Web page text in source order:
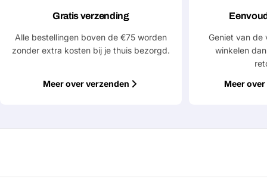
Velden gemarkeerd met * zijn verplicht
Gratis verzending
Alle bestellingen boven de €75 worden
zonder extra kosten bij je thuis bezorgd.
Meer over verzenden
Geniet van de
winkelen
Meer